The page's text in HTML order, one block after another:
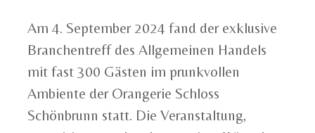
Am 4. September 2024 fand der exklusive
Branchentreff des Allgemeinen Handels
mit fast 300 Gästen im prunkvollen
Ambiente der Orangerie Schloss
Schönbrunn statt. Die Veranstaltung,